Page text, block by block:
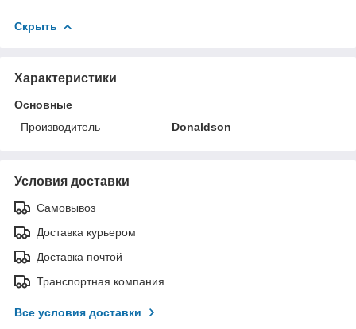
Скрыть
Характеристики
Основные
Производитель
Donaldson
Условия доставки
Самовывоз
Доставка курьером
Доставка почтой
Транспортная компания
Все условия доставки